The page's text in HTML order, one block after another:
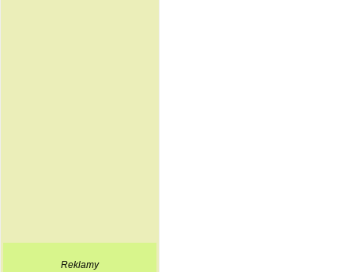
Reklamy